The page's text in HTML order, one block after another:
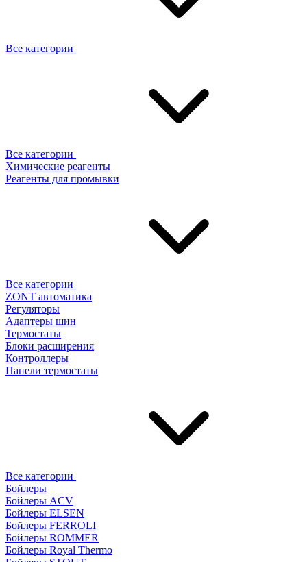
Все категории
Все категории
Химические реагенты
Реагенты для промывки
Все категории
ZONT автоматика
Регуляторы
Адаптеры шин
Термостаты
Блоки расширения
Контроллеры
Панели термостаты
Все категории
Бойлеры
Бойлеры ACV
Бойлеры ELSEN
Бойлеры FERROLI
Бойлеры ROMMER
Бойлеры Royal Thermo